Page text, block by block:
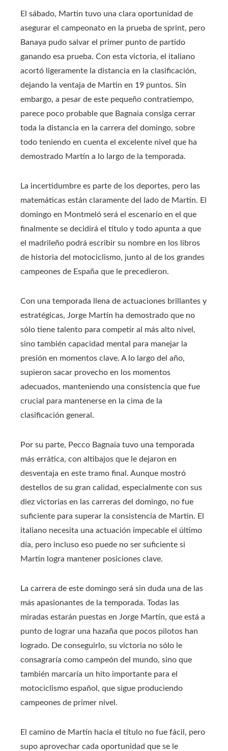
El sábado, Martin tuvo una clara oportunidad de
asegurar el campeonato en la prueba de sprint, pero
Banaya pudo salvar el primer punto de partido
ganando esa prueba. Con esta victoria, el italiano
acortó ligeramente la distancia en la clasificación,
dejando la ventaja de Martin en 19 puntos. Sin
embargo, a pesar de este pequeño contratiempo,
parece poco probable que Bagnaia consiga cerrar
toda la distancia en la carrera del domingo, sobre
todo teniendo en cuenta el excelente nivel que ha
demostrado Martín a lo largo de la temporada.
La incertidumbre es parte de los deportes, pero las
matemáticas están claramente del lado de Martin. El
domingo en Montmeló será el escenario en el que
finalmente se decidirá el título y todo apunta a que
el madrileño podrá escribir su nombre en los libros
de historia del motociclismo, junto al de los grandes
campeones de España que le precedieron.
Con una temporada llena de actuaciones brillantes y
estratégicas, Jorge Martín ha demostrado que no
sólo tiene talento para competir al más alto nivel,
sino también capacidad mental para manejar la
presión en momentos clave. A lo largo del año,
supieron sacar provecho en los momentos
adecuados, manteniendo una consistencia que fue
crucial para mantenerse en la cima de la
clasificación general.
Por su parte, Pecco Bagnaia tuvo una temporada
más errática, con altibajos que le dejaron en
desventaja en este tramo final. Aunque mostró
destellos de su gran calidad, especialmente con sus
diez victorias en las carreras del domingo, no fue
suficiente para superar la consistencia de Martin. El
italiano necesita una actuación impecable el último
día, pero incluso eso puede no ser suficiente si
Martin logra mantener posiciones clave.
La carrera de este domingo será sin duda una de las
más apasionantes de la temporada. Todas las
miradas estarán puestas en Jorge Martín, que está a
punto de lograr una hazaña que pocos pilotos han
logrado. De conseguirlo, su victoria no sólo le
consagraría como campeón del mundo, sino que
también marcaría un hito importante para el
motociclismo español, que sigue produciendo
campeones de primer nivel.
El camino de Martín hacia el título no fue fácil, pero
supo aprovechar cada oportunidad que se le